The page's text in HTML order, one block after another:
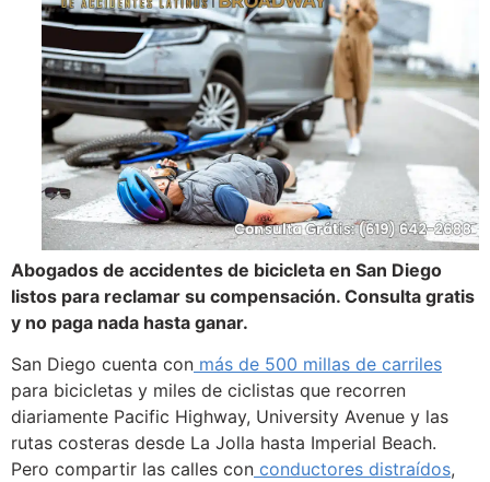
Abogados de accidentes de bicicleta en San Diego
listos para reclamar su compensación. Consulta gratis
y no paga nada hasta ganar.
San Diego cuenta con más de 500 millas de carriles
para bicicletas y miles de ciclistas que recorren
diariamente Pacific Highway, University Avenue y las
rutas costeras desde La Jolla hasta Imperial Beach.
Pero compartir las calles con conductores distraídos,